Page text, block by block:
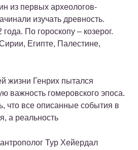
из первых археологов-
изучать древность.
По гороскопу – козерог.
Египте, Палестине,
жизни Генрих пытался
важность гомеровского эпоса.
что все описанные события в
а реальность
Тур Хейердал